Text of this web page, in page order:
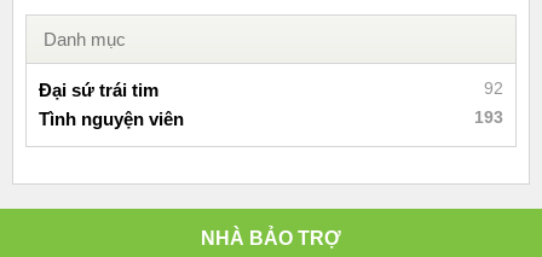
Danh mục
Đại sứ trái tim 92
Tình nguyện viên 193
NHÀ BẢO TRỢ